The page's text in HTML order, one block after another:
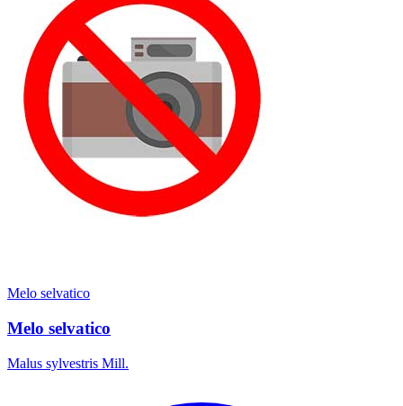
Melo selvatico
Melo selvatico
Malus sylvestris Mill.